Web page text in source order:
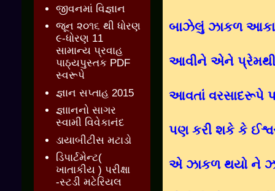
બાઝેલું ઝાકળ
આવીને એને
આવતાં વરસાદરૂપે
પણ કરી શકે કે
એ ઝાકળ થયો ને
જીવનમાં વિજ્ઞાન
જૂન ૨૦૧૬ થી ધોરણ
૯-ધોરણ 11
સામાન્ય પ્રવાહ
પાઠ્યપુસ્તક PDF
સ્વરૂપે
જ્ઞાન સપ્તાહ 2015
જ્ઞાાનનો સાગર
સ્વામી વિવેકાનંદ
ડાયાબીટીસ મટાડો
ડિપાર્ટમેન્ટ(
ખાતાકીય ) પરીક્ષા
-સ્ટડી મટેરિયલ